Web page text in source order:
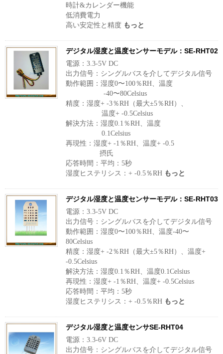
時計&カレンダー機能
低消費電力
高い安定性と精度 もっと
デジタル湿度と温度センサーモデル：SE-RHT02
電源：3.3-5V DC
出力信号：シングルバスを介してデジタル信号
動作範囲：湿度0〜100％RH、温度
-40〜80Celsius
精度：湿度+ -3％RH（最大±5％RH）、
温度+ -0.5Celsius
解決方法：湿度0.1％RH、温度
0.1Celsius
再現性：湿度+ -1％RH、温度+ -0.5
摂氏
応答時間：平均：5秒
湿度ヒステリシス：+ -0.5％RH もっと
デジタル湿度と温度センサーモデル：SE-RHT03
電源：3.3-5V DC
出力信号：シングルバスを介してデジタル信号
動作範囲：湿度0〜100％RH、温度-40〜
80Celsius
精度：湿度+ -2％RH（最大±5％RH）、温度+
-0.5Celsius
解決方法：湿度0.1％RH、温度0.1Celsius
再現性：湿度+ -1％RH、温度+ -0.5Celsius
応答時間：平均：5秒
湿度ヒステリシス：+ -0.5％RH もっと
デジタル湿度と温度センサSE-RHT04
電源：3.3-6V DC
出力信号：シングルバスを介してデジタル信号